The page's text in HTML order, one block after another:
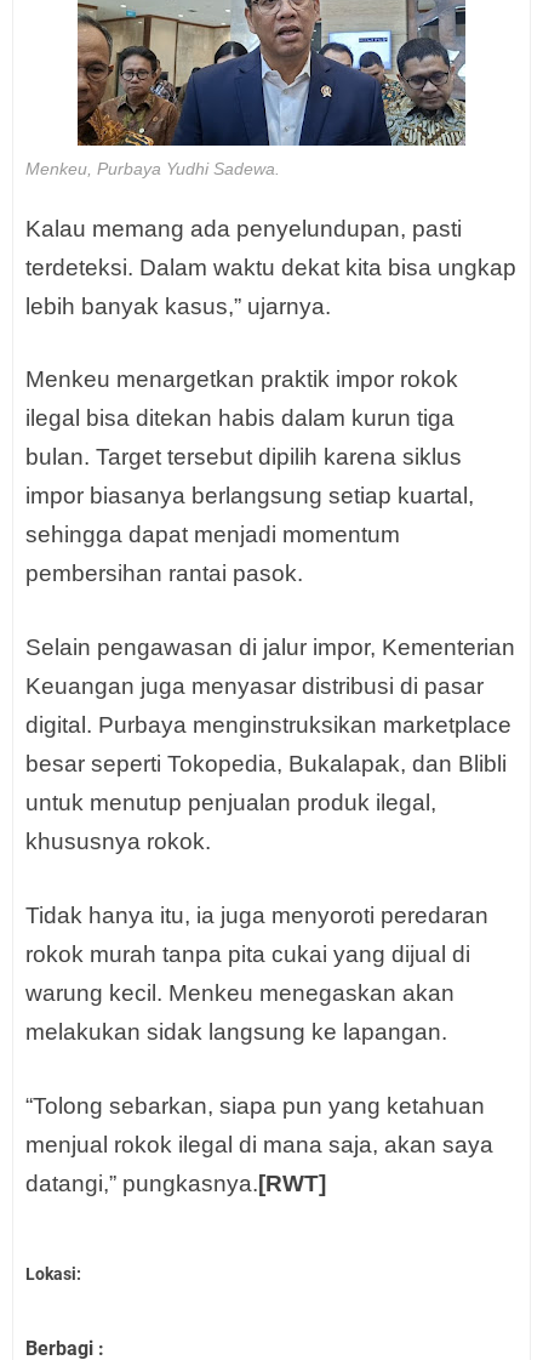
Menkeu, Purbaya Yudhi Sadewa.
Kalau memang ada penyelundupan, pasti
terdeteksi. Dalam waktu dekat kita bisa ungkap
lebih banyak kasus,” ujarnya.
Menkeu menargetkan praktik impor rokok
ilegal bisa ditekan habis dalam kurun tiga
bulan. Target tersebut dipilih karena siklus
impor biasanya berlangsung setiap kuartal,
sehingga dapat menjadi momentum
pembersihan rantai pasok.
Selain pengawasan di jalur impor, Kementerian
Keuangan juga menyasar distribusi di pasar
digital. Purbaya menginstruksikan marketplace
besar seperti Tokopedia, Bukalapak, dan Blibli
untuk menutup penjualan produk ilegal,
khususnya rokok.
Tidak hanya itu, ia juga menyoroti peredaran
rokok murah tanpa pita cukai yang dijual di
warung kecil. Menkeu menegaskan akan
melakukan sidak langsung ke lapangan.
“Tolong sebarkan, siapa pun yang ketahuan
menjual rokok ilegal di mana saja, akan saya
datangi,” pungkasnya.[RWT]
Lokasi:
Berbagi :